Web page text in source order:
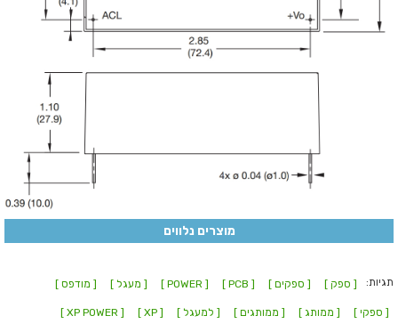
מוצרים נלווים
תגיות: [ ספק ] [ ספקים ] [ PCB ]
[ POWER ] [ מעגל ] [ מודפס ]
[ ספקי ] [ ממותג ] [ ממותגים ] [ למעגל ] [ XP ]
[ XP POWER ]